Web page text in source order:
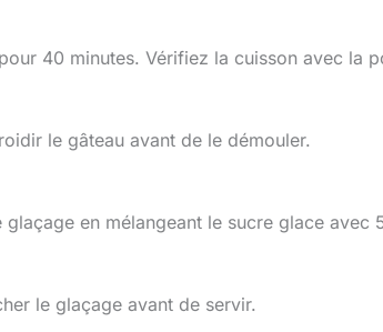
40 minutes. Vérifiez la cuisson avec la
le gâteau avant de le démouler.
glaçage en mélangeant le sucre glace
le glaçage avant de servir.